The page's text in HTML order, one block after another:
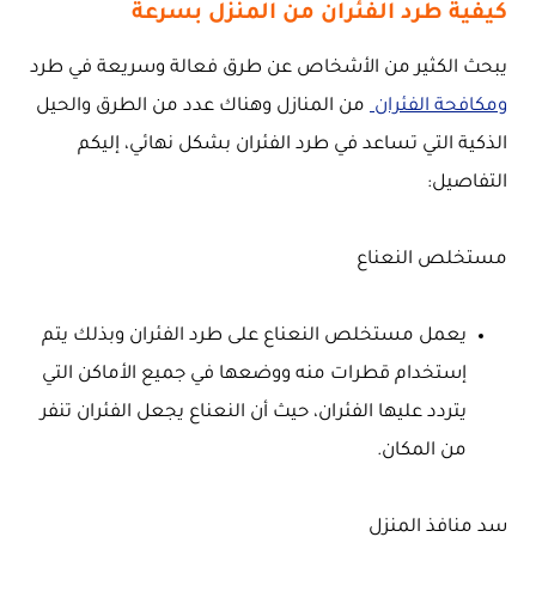
كيفية طرد الفئران من المنزل بسرعة
يبحث الكثير من الأشخاص عن طرق فعالة وسريعة في طرد
ومكافحة الفئران من المنازل وهناك عدد من الطرق والحيل
الذكية التي تساعد في طرد الفئران بشكل نهائي، إليكم
التفاصيل:
مستخلص النعناع
يعمل مستخلص النعناع على طرد الفئران وبذلك يتم
إستخدام قطرات منه ووضعها في جميع الأماكن التي
يتردد عليها الفئران، حيث أن النعناع يجعل الفئران تنفر
من المكان.
سد منافذ المنزل